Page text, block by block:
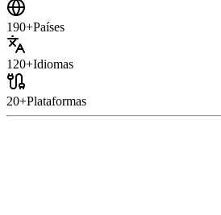
190+Países
120+Idiomas
20+Plataformas